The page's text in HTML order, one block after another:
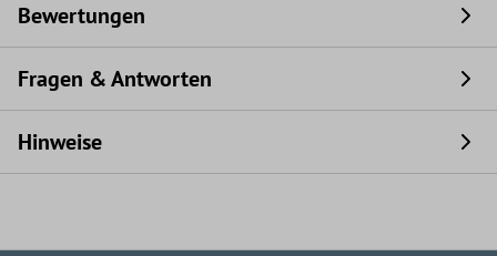
Bewertungen
Fragen & Antworten
Hinweise